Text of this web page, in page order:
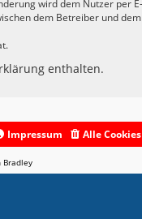
wird dem Nutzer per
dem Betreiber und
enthalten.
Alle
Impressum
Bradley